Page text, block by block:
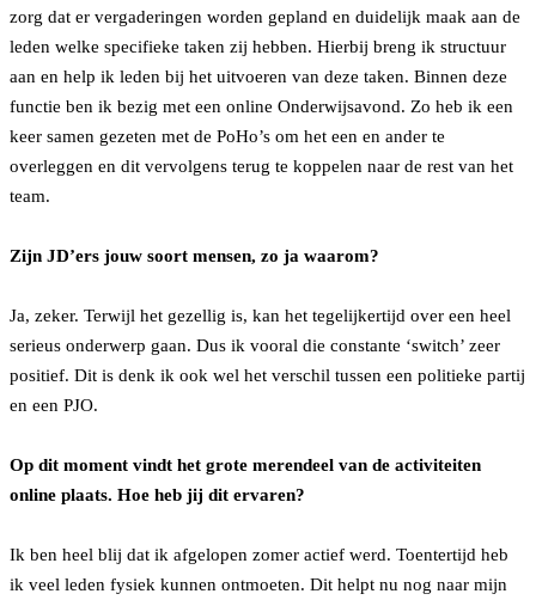
zorg dat er vergaderingen worden gepland en duidelijk maak aan de
leden welke specifieke taken zij hebben. Hierbij breng ik structuur
aan en help ik leden bij het uitvoeren van deze taken. Binnen deze
functie ben ik bezig met een online Onderwijsavond. Zo heb ik een
keer samen gezeten met de PoHo’s om het een en ander te
overleggen en dit vervolgens terug te koppelen naar de rest van het
team.
Zijn JD’ers jouw soort mensen, zo ja waarom?
Ja, zeker. Terwijl het gezellig is, kan het tegelijkertijd over een heel
serieus onderwerp gaan. Dus ik vooral die constante ‘switch’ zeer
positief. Dit is denk ik ook wel het verschil tussen een politieke partij
en een PJO.
Op dit moment vindt het grote merendeel van de activiteiten
online plaats. Hoe heb jij dit ervaren?
Ik ben heel blij dat ik afgelopen zomer actief werd. Toentertijd heb
ik veel leden fysiek kunnen ontmoeten. Dit helpt nu nog naar mijn